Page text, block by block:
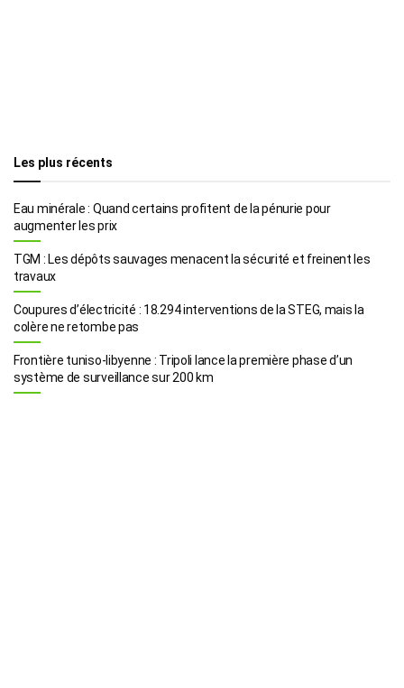
Les plus récents
Eau minérale : Quand certains profitent de la pénurie pour
augmenter les prix
TGM : Les dépôts sauvages menacent la sécurité et freinent les
travaux
Coupures d’électricité : 18.294 interventions de la STEG, mais la
colère ne retombe pas
Frontière tuniso-libyenne : Tripoli lance la première phase d’un
système de surveillance sur 200 km